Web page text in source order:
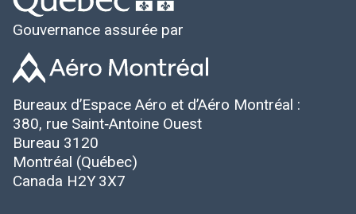
Gouvernance assurée par
Bureaux d’Espace Aéro et d’Aéro Montréal :
380, rue Saint‑Antoine Ouest
Bureau 3120
Montréal (Québec)
Canada H2Y 3X7